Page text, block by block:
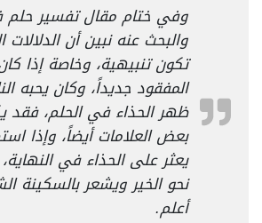
وفي ختام مقال تفسير حلم
والبحث عنه نبين أن
تكون تنبيهية، وخاصة إذا
المفقود جديداً، وكان يحبه
ظهر الحذاء في الحلم، فقد
بعض العلامات أيضاً، وإذا
يعثر على الحذاء في
نحو الخير ويشعر بالسكينة
أعلم.